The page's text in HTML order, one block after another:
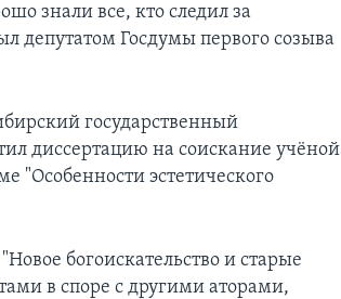
знали все, кто следил за
депутатом Госдумы первого созыва
государственный
диссертацию на соискание учёной
"Особенности эстетического
богоискательство и старые
в споре с другими аторами,